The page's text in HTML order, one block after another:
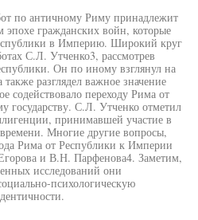
по античному Риму принадлежит
гражданских войн, которые
в Империю. Широкий круг
С.Л. Утченко3, рассмотрев
Он по иному взглянул на
разглядел важное значение
содействовало переходу Рима от
государству. С.Л. Утченко отметил
принимавшей участие в
Многие другие вопросы,
Рима от Республики к Империи
и В.Н. Парфенова4. Заметим,
исследований они
психологическую